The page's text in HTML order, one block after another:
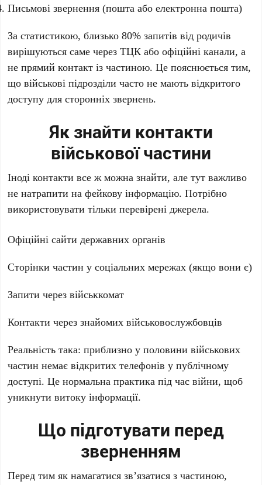
Письмові звернення (пошта або електронна пошта)
За статистикою, близько 80% запитів від родичів
вирішуються саме через ТЦК або офіційні канали, а
не прямий контакт із частиною. Це пояснюється тим,
що військові підрозділи часто не мають відкритого
доступу для сторонніх звернень.
Як знайти контакти
військової частини
Іноді контакти все ж можна знайти, але тут важливо
не натрапити на фейкову інформацію. Потрібно
використовувати тільки перевірені джерела.
Офіційні сайти державних органів
Сторінки частин у соціальних мережах (якщо вони є)
Запити через військкомат
Контакти через знайомих військовослужбовців
Реальність така: приблизно у половини військових
частин немає відкритих телефонів у публічному
доступі. Це нормальна практика під час війни, щоб
уникнути витоку інформації.
Що підготувати перед
зверненням
Перед тим як намагатися зв’язатися з частиною,